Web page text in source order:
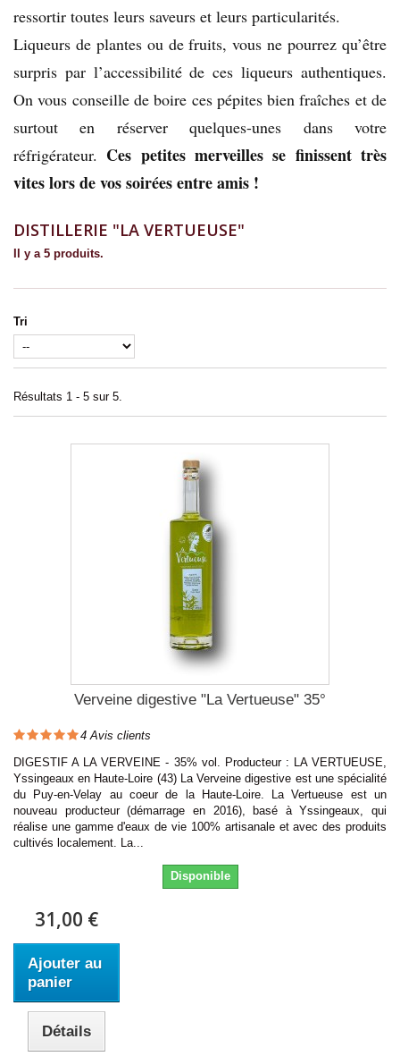
ressortir toutes leurs saveurs et leurs particularités.
Liqueurs de plantes ou de fruits, vous ne pourrez qu’être
surpris par l’accessibilité de ces liqueurs authentiques.
On vous conseille de boire ces pépites bien fraîches et de
surtout en réserver quelques-unes dans votre
réfrigérateur. Ces petites merveilles se finissent très
vites lors de vos soirées entre amis !
DISTILLERIE "LA VERTUEUSE"
Il y a 5 produits.
Tri
Résultats 1 - 5 sur 5.
Verveine digestive "La Vertueuse" 35°
4 Avis clients
DIGESTIF A LA VERVEINE - 35% vol. Producteur : LA VERTUEUSE,
Yssingeaux en Haute-Loire (43) La Verveine digestive est une spécialité
du Puy-en-Velay au coeur de la Haute-Loire. La Vertueuse est un
nouveau producteur (démarrage en 2016), basé à Yssingeaux, qui
réalise une gamme d'eaux de vie 100% artisanale et avec des produits
cultivés localement. La...
Disponible
31,00 €
Ajouter au
panier
Détails